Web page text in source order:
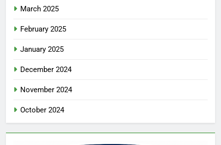
March 2025
February 2025
January 2025
December 2024
November 2024
October 2024